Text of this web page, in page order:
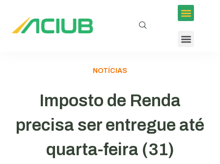
NOTÍCIAS
Imposto de Renda
precisa ser entregue até
quarta-feira (31)